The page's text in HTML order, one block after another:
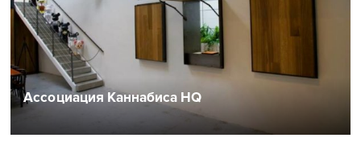
Ассоциация Каннабиса HQ